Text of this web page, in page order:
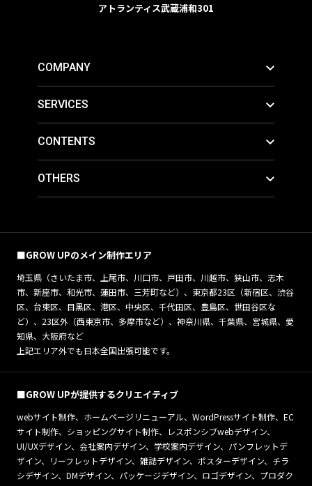
アトランティス武蔵浦和301
COMPANY
SERVICES
CONTENTS
OTHERS
■GROW UPのメイン制作エリア
埼玉県（さいたま市、上尾市、川口市、戸田市、川越市、狭山市、志木
市、新座市、和光市、蓮田市、三芳町など）、東京都23区（新宿区、渋谷
区、台東区、目黒区、港区、中央区、千代田区、豊島区、世田谷区な
ど）、23区外（西東京市、多摩市など）、神奈川県、千葉県、宮城県、愛
知県、大阪府など
上記エリア外でも日本全国出張可能です。
■GROW UPが提供するクリエイティブ
webサイト制作、ホームページリニューアル、WordPressサイト制作、EC
サイト制作、ショッピングサイト制作、レスポンシブwebデザイン、
UI/UXデザイン、会社案内デザイン、学校案内デザイン、パンフレットデ
ザイン、リーフレットデザイン、雑誌デザイン、ポスターデザイン、チラ
シデザイン、DMデザイン、パッケージデザイン、ロゴデザイン、プロダク